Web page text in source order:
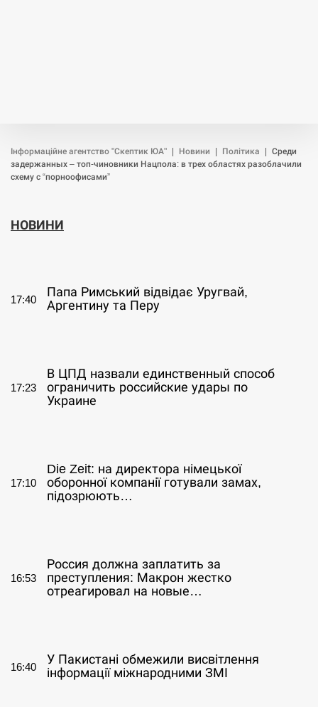
Інформаційне агентство "Скептик ЮА" Новини Політика
Среди
задержанных – топ-чиновники Нацпола: в трех областях разоблачили
схему с “порноофисами”
НОВИНИ
17:40
Папа Римський відвідає Уругвай,
Аргентину та Перу
17:23
В ЦПД назвали единственный способ
ограничить российские удары по
Украине
17:10
Die Zeit: на директора німецької
оборонної компанії готували замах,
підозрюють…
16:53
Россия должна заплатить за
преступления: Макрон жестко
отреагировал на новые…
16:40
У Пакистані обмежили висвітлення
інформації міжнародними ЗМІ